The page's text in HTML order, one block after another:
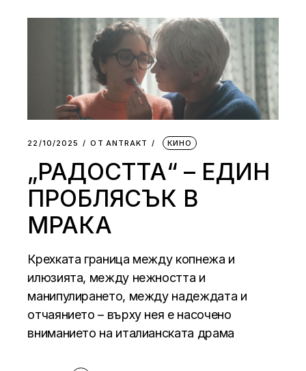
22/10/2025 ОТ АNTRAKT КИНО
„РАДОСТТА“ – ЕДИН
ПРОБЛЯСЪК В
МРАКА
Крехката граница между копнежа и
илюзията, между нежността и
манипулирането, между надеждата и
отчаянието – върху нея е насочено
вниманието на италианската драма